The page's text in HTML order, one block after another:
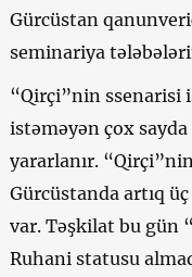
Gürcüstan
seminariya
“Qirçi”nin ssenarisi
istəməyən çox sayda
yararlanır.
Gürcüstanda artıq
var. Təşkilat bu gün
Ruhani statusu